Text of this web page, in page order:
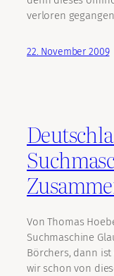
verloren
22. November 2009
Von Thomas
Suchmaschine
Börchers, dann ist
wir schon von